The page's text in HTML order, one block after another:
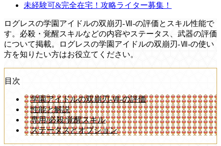
未経験可&完全在宅！攻略ライター募集！
ログレスの学園アイドルの双崩刃-Ⅶ-の評価とスキル性能で
す。必殺・覚醒スキルなどの内容やステータス、武器の評価
について掲載。ログレスの学園アイドルの双崩刃-Ⅶ-の使い
方を知りたい方はお役立てください。
目次
学園アイドルの双崩刃-Ⅶ-の評価
性能と解説
専用/必殺/覚醒スキル
ステータスとオプション